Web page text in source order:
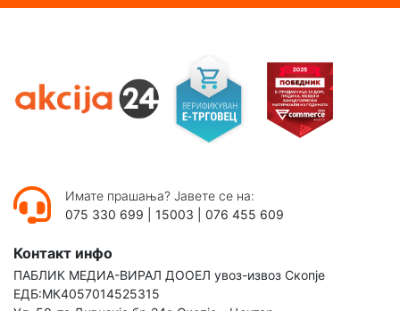
Имате прашања? Јавете се на:
075 330 699
15003 076 455 609
Контакт инфо
ПАБЛИК МЕДИА-ВИРАЛ ДООЕЛ увоз-извоз Скопје
ЕДБ:МК4057014525315